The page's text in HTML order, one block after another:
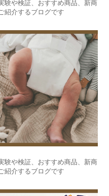
験や検証、おすすめ商品、新商
紹介するブログです
験や検証、おすすめ商品、新商
紹介するブログです